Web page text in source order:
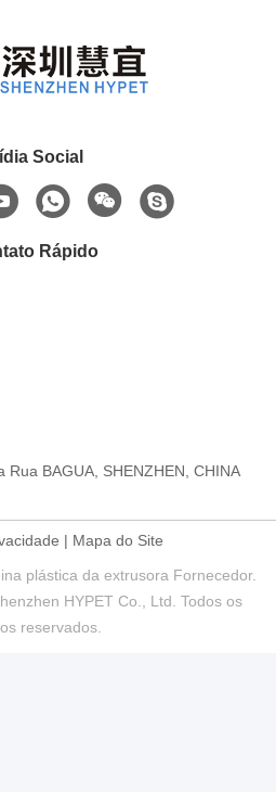
Social
Rápido
Rua BAGUA, SHENZHEN, CHINA
| Mapa do Site
plástica da extrusora Fornecedor.
HYPET Co., Ltd. Todos os
reservados.